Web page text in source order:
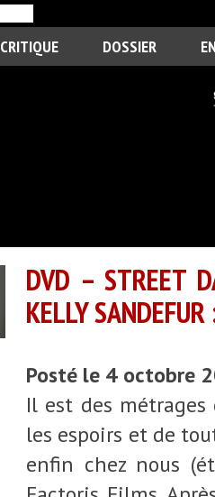
CRITIQUE DOSSIER
DVD – STREET
KELLY
Posté le 4 octobre
Il est des
les espoirs et de
enfin chez nous